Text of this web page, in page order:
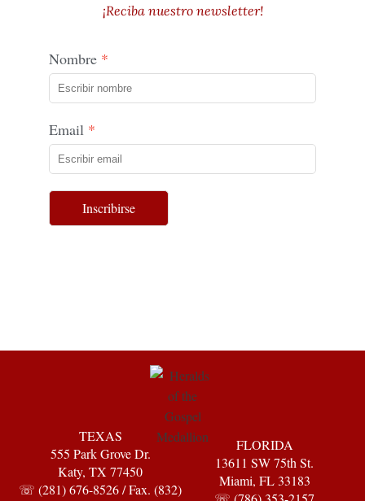
¡Reciba nuestro newsletter!
Nombre
Email
Inscribirse
TEXAS
555 Park Grove Dr.
Katy, TX 77450
☏ (281) 676-8526 / Fax. (832)
FLORIDA
13611 SW 75th St.
Miami, FL 33183